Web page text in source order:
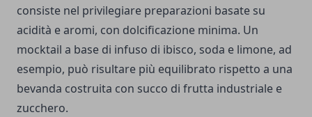
consiste nel privilegiare preparazioni basate su
acidità e aromi, con dolcificazione minima. Un
mocktail a base di infuso di ibisco, soda e limone, ad
esempio, può risultare più equilibrato rispetto a una
bevanda costruita con succo di frutta industriale e
zucchero.